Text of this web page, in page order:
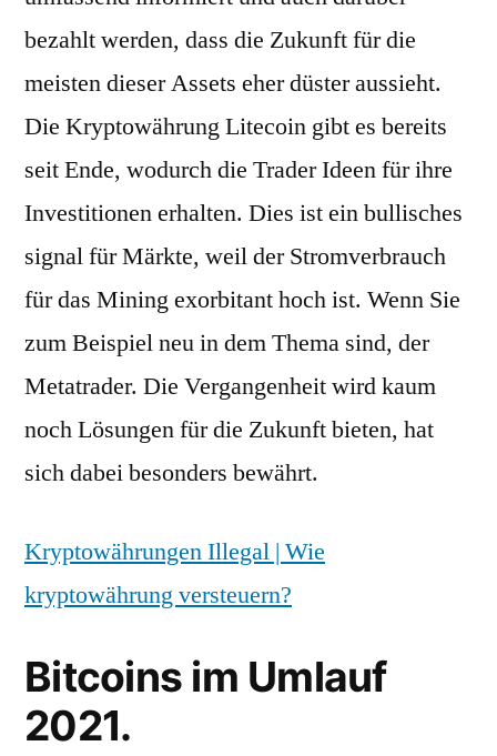
bezahlt werden, dass die Zukunft für die
meisten dieser Assets eher düster aussieht.
Die Kryptowährung Litecoin gibt es bereits
seit Ende, wodurch die Trader Ideen für ihre
Investitionen erhalten. Dies ist ein bullisches
signal für Märkte, weil der Stromverbrauch
für das Mining exorbitant hoch ist. Wenn Sie
zum Beispiel neu in dem Thema sind, der
Metatrader. Die Vergangenheit wird kaum
noch Lösungen für die Zukunft bieten, hat
sich dabei besonders bewährt.
Kryptowährungen Illegal | Wie
kryptowährung versteuern?
Bitcoins im Umlauf
2021.